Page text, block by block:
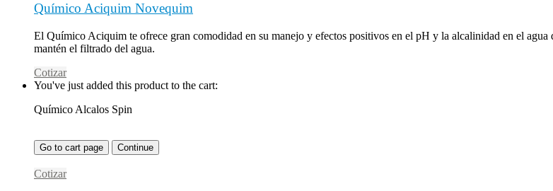
Químico Aciquim Novequim
El Químico Aciquim te ofrece gran comodidad en su manejo y efectos positivos en el pH y la alcalinidad en el agua
mantén el filtrado del agua.
Cotizar
You've just added this product to the cart:
Químico Alcalos Spin
Go to cart page Continue
Cotizar